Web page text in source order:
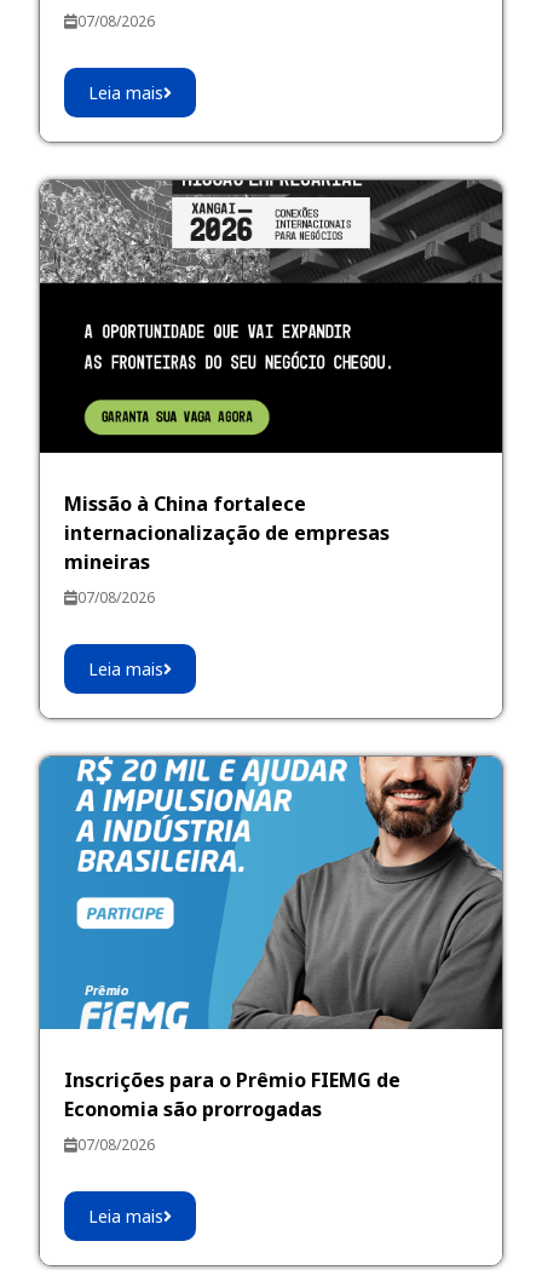
07/08/2026
Leia mais
Missão à China fortalece
internacionalização de empresas
mineiras
07/08/2026
Leia mais
Inscrições para o Prêmio FIEMG de
Economia são prorrogadas
07/08/2026
Leia mais